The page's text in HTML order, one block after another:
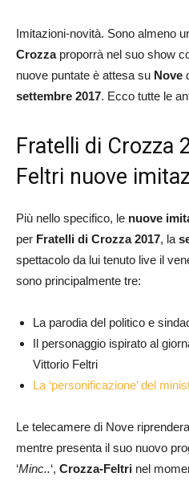
Imitazioni-novità. Sono almeno
Crozzaproporrà nel suo show
nuove puntate è attesa su Nove
settembre 2017. Ecco tutte le
Fratelli di Crozza
Feltri nuove
Più nello specifico, le nuove
per Fratelli di Crozza 2017, la
spettacolo da lui tenuto live il
sono principalmente tre:
La parodia del politico e
Il personaggio ispirato al
Vittorio Feltri
La ‘personificazione’ del
Le telecamere di Nove
mentre presenta il suo nuovo
‘Minc..‘, Crozza-Feltri nel